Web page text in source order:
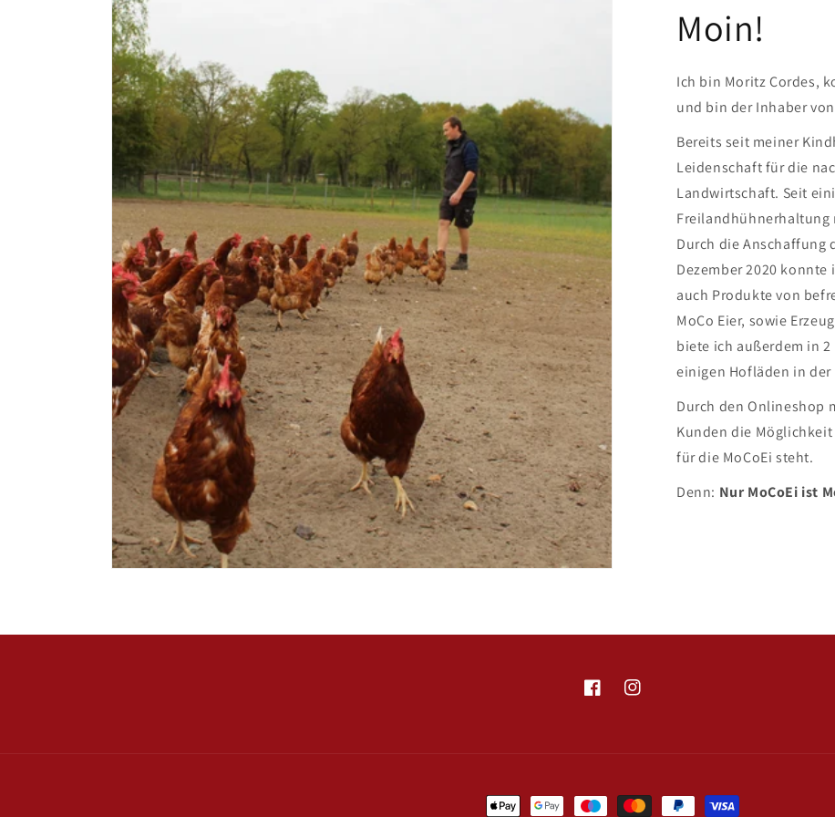
Moin!
Ich bin Moritz Cordes,
und bin der Inhaber
Bereits seit meiner
Leidenschaft für die
Landwirtschaft. Seit
Freilandhühnerhaltung
Durch die Anschaffung
Dezember 2020
auch Produkte von
MoCo Eier, sowie
biete ich außerdem in
einigen Hofläden in der
Durch den Onlineshop
Kunden die
für die MoCoEi steht.
Denn: Nur MoCoEi ist
FacebookInstagram
Zahlungsmethoden